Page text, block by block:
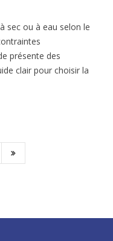
sec ou à eau selon le
présente des
clair pour choisir la